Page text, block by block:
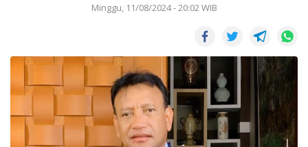
Minggu, 11/08/2024 - 20:02 WIB